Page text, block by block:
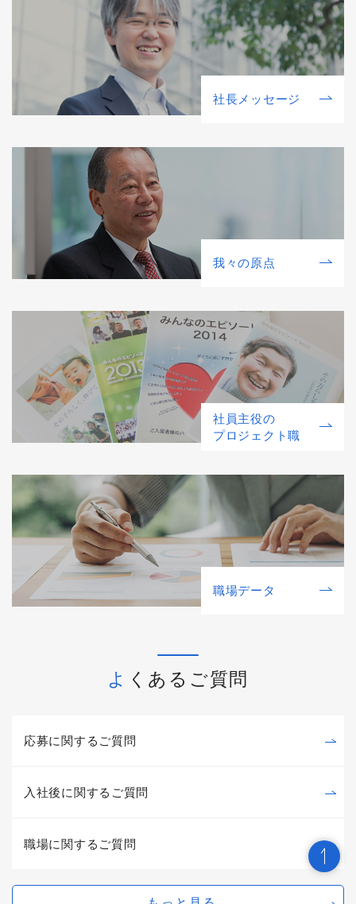
社⻑メッセージ
我々の原点
社員主役の
プロジェクト職
職場データ
よくあるご質問
応募に関するご質問
入社後に関するご質問
職場に関するご質問